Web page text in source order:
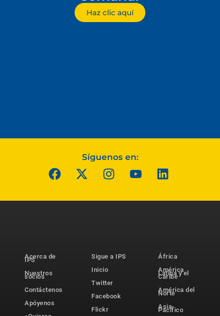
Haz clic aquí
Síguenos en:
Acerca de
IPS
Nuestros
socios
Contáctenos
Apóyenos
Sigue a IPS
Inicio
Twitter
Facebook
Flickr
África
América
Latina y el
Caribe
América del
Norte
Asia-
Pacífico